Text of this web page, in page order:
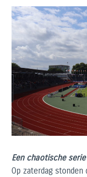
Een chaotische serie
Op zaterdag stonden